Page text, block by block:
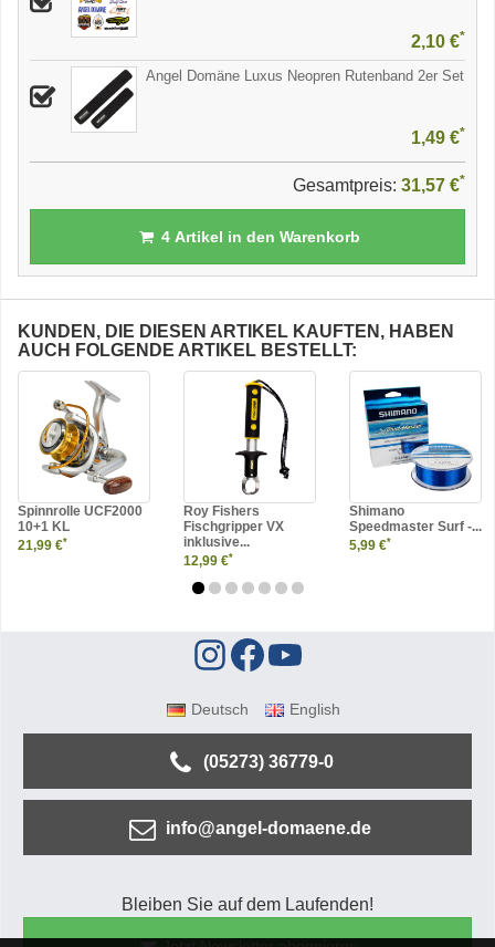
2,10 €*
Angel Domäne Luxus Neopren Rutenband 2er Set
1,49 €*
Gesamtpreis: 31,57 €*
4Artikel in den Warenkorb
KUNDEN, DIE DIESEN ARTIKEL KAUFTEN, HABEN
AUCH FOLGENDE ARTIKEL BESTELLT:
Spinnrolle UCF2000
10+1 KL
21,99 €*
Roy Fishers
Fischgripper VX
inklusive...
12,99 €*
Shimano
Speedmaster Surf -...
5,99 €*
Deutsch English
(05273) 36779-0
info@angel-domaene.de
Bleiben Sie auf dem Laufenden!